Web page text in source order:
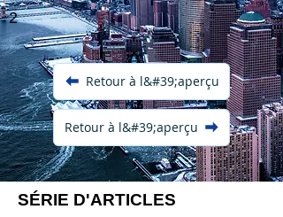
2
Retour à l&#39;aperçu
Retour à l&#39;aperçu
SÉRIE D'ARTICLES